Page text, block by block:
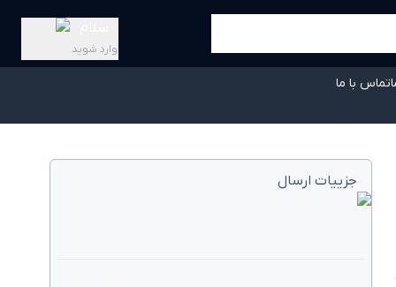
وارد شوید
تماس با ما
جزییات ارسال